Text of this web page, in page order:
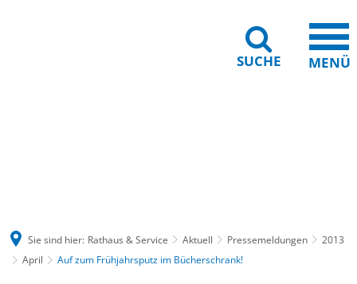
SUCHE MENÜ
Sie sind hier: Rathaus & Service Aktuell Pressemeldungen
2013
April
Auf zum Frühjahrsputz im Bücherschrank!